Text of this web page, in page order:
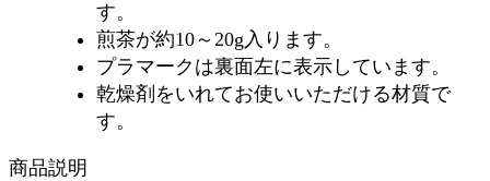
す。
煎茶が約10～20g入ります。
プラマークは裏面左に表示しています。
乾燥剤をいれてお使いいただける材質で
す。
商品説明